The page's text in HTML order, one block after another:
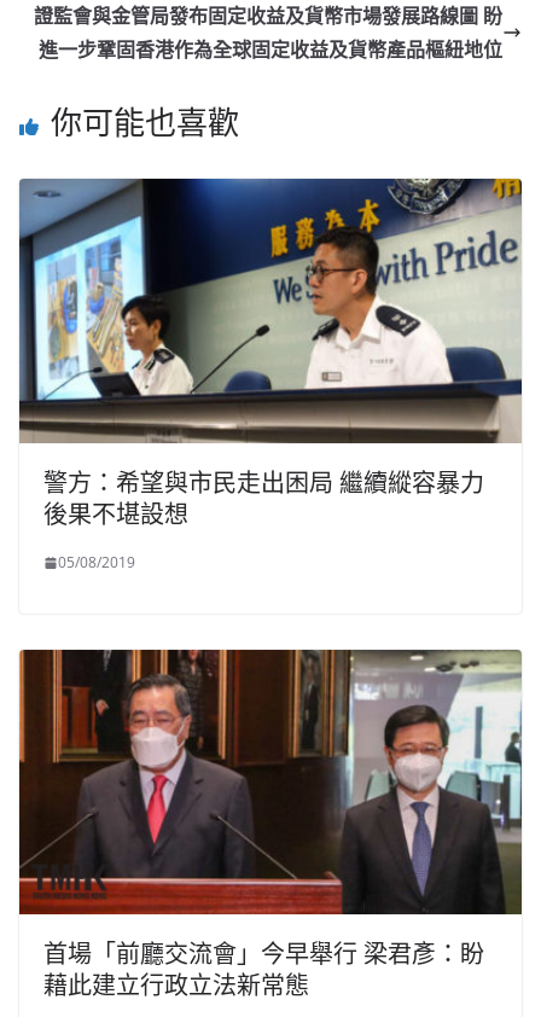
證監會與金管局發布固定收益及貨幣市場發展路線圖 盼
進一步鞏固香港作為全球固定收益及貨幣產品樞紐地位
你可能也喜歡
警方：希望與市民走出困局 繼續縱容暴力
後果不堪設想
05/08/2019
首場「前廳交流會」今早舉行 梁君彥：盼
藉此建立行政立法新常態